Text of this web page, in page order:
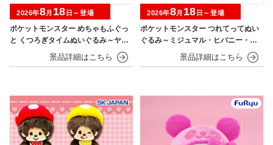
ポケットモンスター めちゃもふぐっ
と くつろぎタイムぬいぐるみ～ヤド
2026年8月 18 日～登場
ポケットモンスター つれてってぬい
ぐるみ～ミジュマル・ヒバニー・ニ
2026年8月 18 日～登場